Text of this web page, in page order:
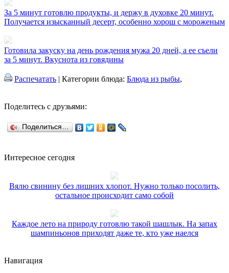
За 5 минут готовлю продукты, и держу в духовке 20 минут.
Получается изысканный десерт, особенно хорош с мороженым
Готовила закуску на день рождения мужа 20 дней, а ее съели
за 5 минут. Вкуснота из говядины
Распечатать | Категории блюда: Блюда из рыбы,
Поделитесь с друзьями:
Поделиться…
Интересное сегодня
Вялю свинину без лишних хлопот. Нужно только посолить,
остальное происходит само собой
Каждое лето на природу готовлю такой шашлык. На запах
шампиньонов приходят даже те, кто уже наелся
Навигация